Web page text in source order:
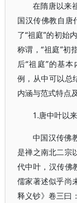
在隋唐以来
国汉传佛教自唐
了“祖庭”的初始
称谓，“祖庭”初
后“祖庭”的基
例，从中可以总
内涵与范式特点
1.唐中叶以
中国汉传佛
是禅之南北二宗
代中叶，汉传佛
儒家著述似乎尚
释义钞》卷三曰